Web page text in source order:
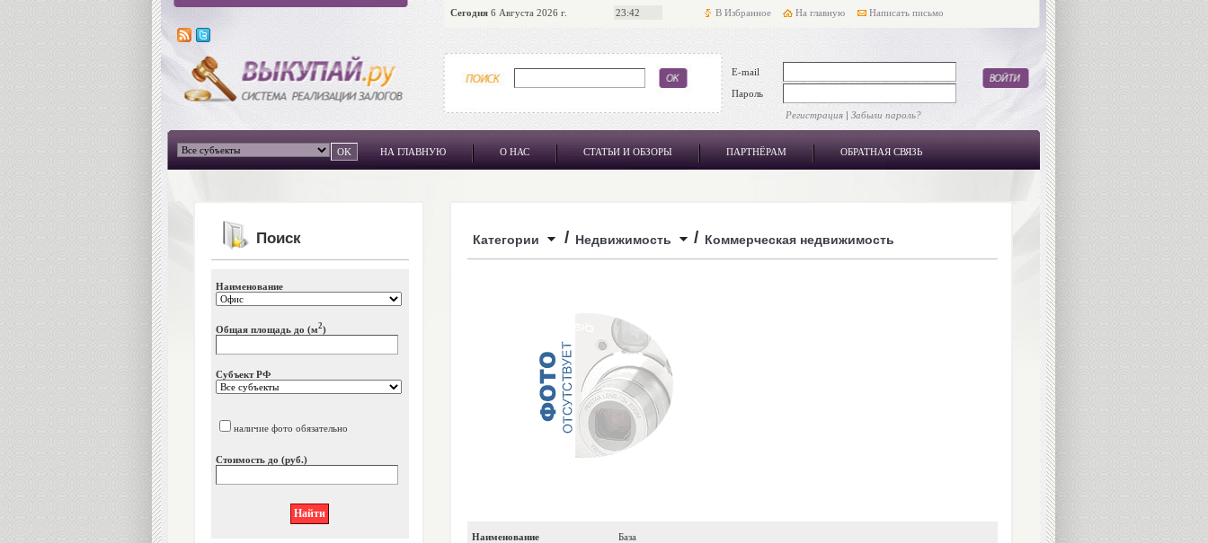
Сегодня6 Августа 2026 г. 23:42 В Избранное На главную Написать письмо
E-mail
Пароль
Регистрация| Забыли пароль?
НА ГЛАВНУЮ О НАС СТАТЬИ И ОБЗОРЫ ПАРТНЁРАМ ОБРАТНАЯ СВЯЗЬ
Поиск
Наименование
Общая площадь до (м2)
Субъект РФ
наличие фото обязательно
Стоимость до (руб.)
Категории / Недвижимость / Коммерческая недвижимость
Наименование База